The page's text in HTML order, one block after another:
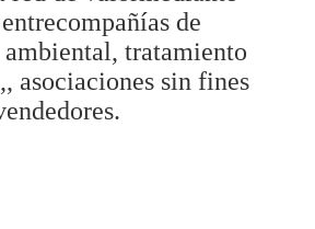
de
tratamiento
asociaciones sin fines